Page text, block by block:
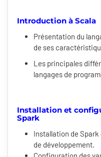
Introduction à Scala
Présentation du
de ses
Les principales
langages de
Installation et
Spark
Installation de
de développement.